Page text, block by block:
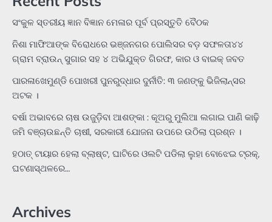
ସଂକୁଳ ସ୍ତରୀୟ ଜ୍ଞାନ ବିଜ୍ଞାନ ମେଳାର ପୂର୍ବ ପ୍ରସ୍ତୁତି ବୈଠକ
ନିଶା ମାଫିଆଙ୍କ ବିରୋଧରେ ଭଞ୍ଜନଗର ପୋଲିସର ବଡ଼ ସଫଳତା୪୪
ଗ୍ରାମ ବ୍ରାଉନ୍ ସୁଗାର ସହ ୪ ଅଭିଯୁକ୍ତ ଗିରଫ, କାର ଓ ବାଇକ୍ ଜବତ
ପାରଳାଖେମୁଣ୍ଡି ପୋଖରୀ ପୁନରୁଦ୍ଧାର ଦୁର୍ନୀତି: ୩ ଜଣଙ୍କୁ ଭିଜିଲାନ୍ସର
ଅଟକ ।
ବର୍ଷା ଅଭାବରେ ଚାଷ ଉଜୁଡ଼ିବା ଆଶଙ୍କା : କୂଅରୁ ମୁଲିଆ ଲଗାଇ ପାଣି କାଢ଼ି
ଜମି ବଞ୍ଚାଉଛନ୍ତି ଚାଷୀ, ସରକାରୀ ଯୋଜନା ଉପରେ ଉଠିଲା ପ୍ରଶ୍ନ ।
ହଠାତ୍‌ ଟାୟାର ହେଲା ବ୍ଲାଷ୍ଟ, ଘାଟିରେ ଓଲଟି ପଡିଲା ଲୁହା ବୋଝେଇ ଟ୍ରକ୍‌,
ଘଟଣାସ୍ଥଳରେ…
Archives